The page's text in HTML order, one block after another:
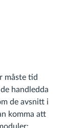
måste tid
handledda
de avsnitt i
komma att